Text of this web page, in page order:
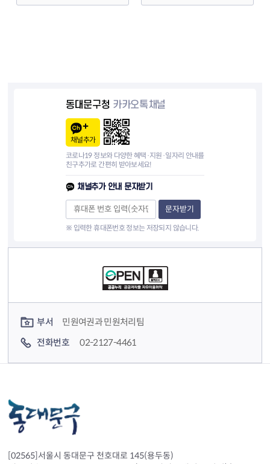
동대문구청 카카오톡채널
채널추가
코로나19 정보와 다양한 혜택·지원·일자리 안내를
친구추가로 간편히 받아보세요!
채널추가 안내 문자받기
문자받기
※ 입력한 휴대폰번호 정보는 저장되지 않습니다.
부서
민원여권과 민원처리팀
전화번호
02-2127-4461
[02565]서울시 동대문구 천호대로 145(용두동)